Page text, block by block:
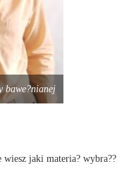
bawe?nianej
wiesz jaki materia? wybra??